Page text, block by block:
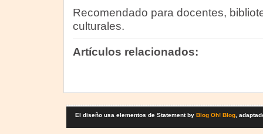
Recomendado para docentes,
culturales.
Artículos relacionados:
El diseño usa elementos de Statement by Blog Oh! Blog,